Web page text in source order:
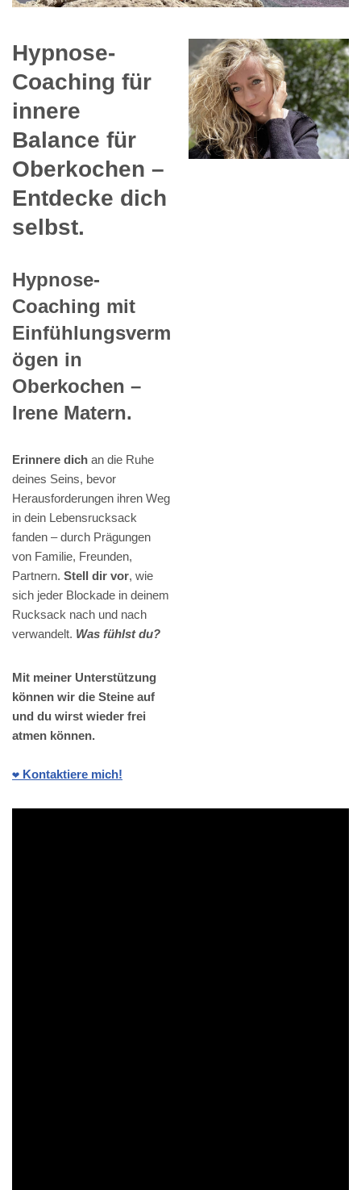
Hypnose-
Coaching für
innere
Balance für
Oberkochen –
Entdecke dich
selbst.
Hypnose-
Coaching mit
Einfühlungsverm
ögen in
Oberkochen –
Irene Matern.
Erinnere dich an die Ruhe
deines Seins, bevor
Herausforderungen ihren Weg
in dein Lebensrucksack
fanden – durch Prägungen
von Familie, Freunden,
Partnern. Stell dir vor, wie
sich jeder Blockade in deinem
Rucksack nach und nach
verwandelt. Was fühlst du?
Mit meiner Unterstützung
können wir die Steine auf
und du wirst wieder frei
atmen können.
❤️ Kontaktiere mich!